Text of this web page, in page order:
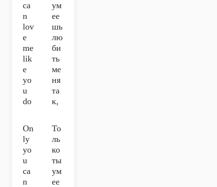
ca
n
lov
e
me
lik
e
yo
u
do
ум
ее
шь
лю
би
ть
ме
ня
та
к,
On
ly
yo
u
ca
n
То
ль
ко
ты
ум
ее